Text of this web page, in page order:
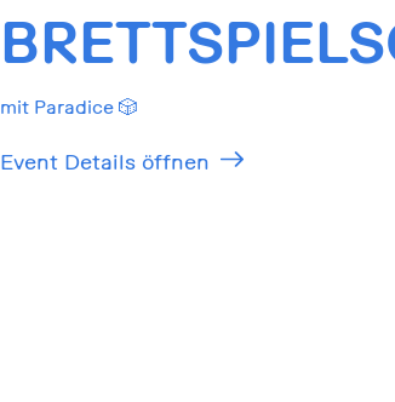
mit Paradice 🎲
Event Details öffnen